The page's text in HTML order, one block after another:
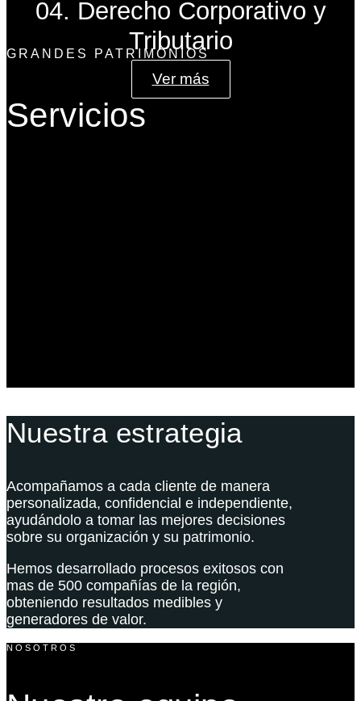
04. Derecho Corporativo y
Tributario
Ver más
GRANDES PATRIMONIOS
Servicios
Nuestra estrategia
Acompañamos a cada cliente de manera
personalizada, confidencial e independiente,
ayudándolo a tomar las mejores decisiones
sobre su organización y su patrimonio.
Hemos desarrollado procesos exitosos con
mas de 500 compañías de la región,
obteniendo resultados medibles y
generadores de valor.
NOSOTROS